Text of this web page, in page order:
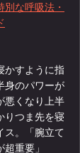
な呼吸法・
かすように指
身のパワーが
悪くなり上半
りつま先を寝
ス。「腕立て
重要」